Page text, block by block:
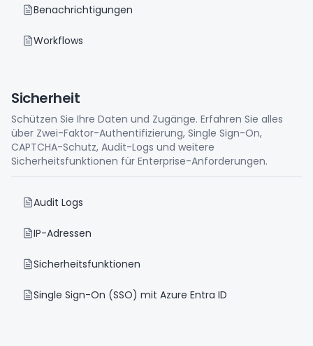
Benachrichtigungen
Workflows
Sicherheit
Schützen Sie Ihre Daten und Zugänge. Erfahren Sie alles
über Zwei-Faktor-Authentifizierung, Single Sign-On,
CAPTCHA-Schutz, Audit-Logs und weitere
Sicherheitsfunktionen für Enterprise-Anforderungen.
Audit Logs
IP-Adressen
Sicherheitsfunktionen
Single Sign-On (SSO) mit Azure Entra ID